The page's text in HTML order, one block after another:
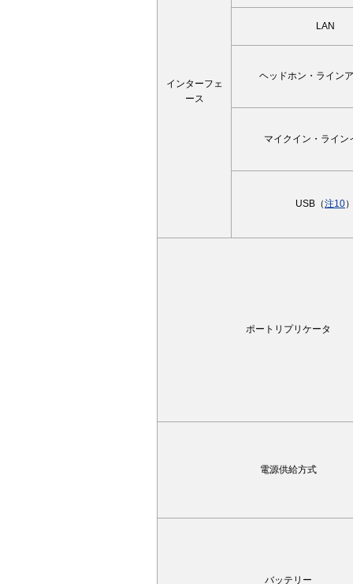
インターフェ
ース
LAN
ヘッドホン・ライン
マイクイン・ライン
USB（注10
ポートリプリケータ
電源供給方式
バッテリー